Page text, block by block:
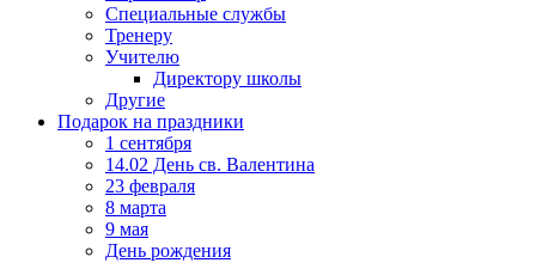
Специальные службы
Тренеру
Учителю
Директору школы
Другие
Подарок на праздники
1 сентября
14.02 День св. Валентина
23 февраля
8 марта
9 мая
День рождения